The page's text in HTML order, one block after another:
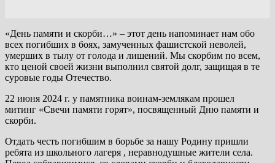
«День памяти и скорби…» – этот день напоминает нам обо
всех погибших в боях, замученных фашистской неволей,
умерших в тылу от голода и лишений. Мы скорбим по всем,
кто ценой своей жизни выполнил святой долг, защищая в те
суровые годы Отечество.
22 июня 2024 г. у памятника воинам-землякам прошел
митинг «Свечи памяти горят», посвященный Дню памяти и
скорби.
Отдать честь погибшим в борьбе за нашу Родину пришли
ребята из школьного лагеря , неравнодушные жители села.